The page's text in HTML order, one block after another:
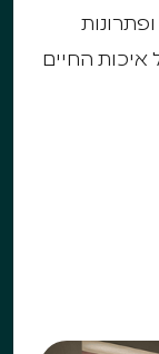
איכות החיים